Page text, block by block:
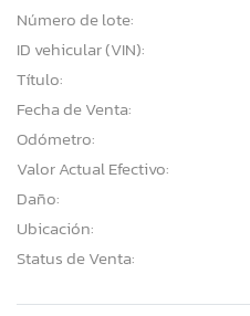
Número de lote:
ID vehicular (VIN):
Título:
Fecha de Venta:
Odómetro:
Valor Actual Efectivo:
Daño:
Ubicación:
Status de Venta: